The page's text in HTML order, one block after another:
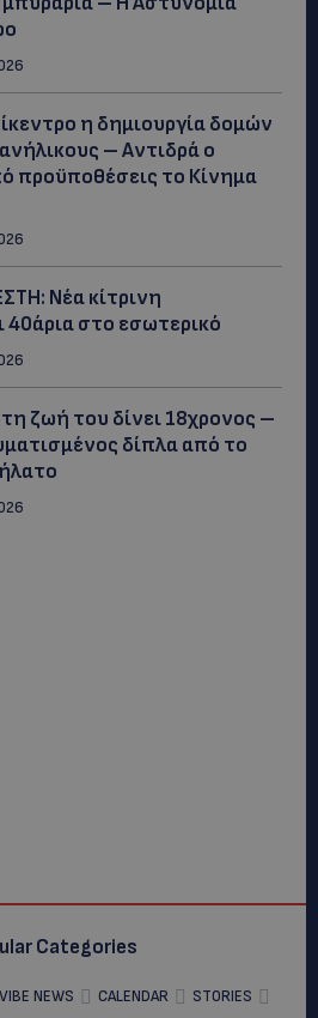
η δημιουργία δομών
– Αντιδρά ο
προϋποθέσεις το Κίνημα
Νέα κίτρινη
40άρια στο εσωτερικό
ζωή του δίνει 18χρονος –
δίπλα από το
Categories
VIBE NEWS CALENDAR
STORIES